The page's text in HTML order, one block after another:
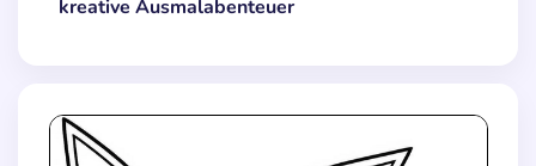
kreative Ausmalabenteuer